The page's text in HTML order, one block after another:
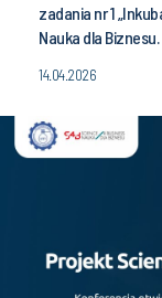
zadania nr 1
Nauka dla Biznesu.
14.04.2026